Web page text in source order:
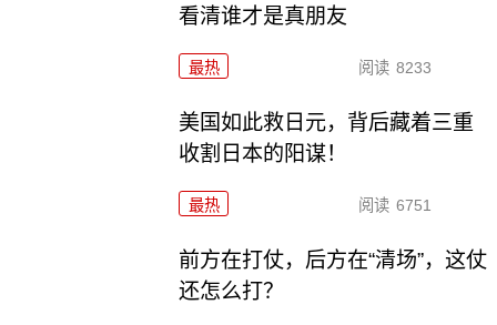
看清谁才是真朋友
最热 阅读 8233
美国如此救日元，背后藏着三重
收割日本的阳谋！
最热 阅读 6751
前方在打仗，后方在“清场”，这仗
还怎么打？